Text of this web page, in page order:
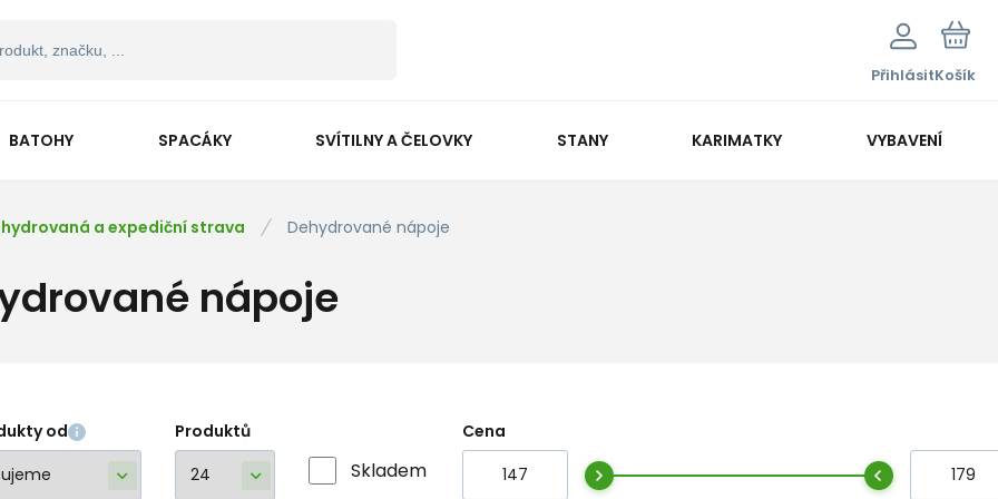
PřihlásitKošík
BATOHY SPACÁKY SVÍTILNY A ČELOVKY STANY KARIMATKY VYBAVENÍ
a expediční strava Dehydrované nápoje
nápoje
od Produktů
Skladem
Cena